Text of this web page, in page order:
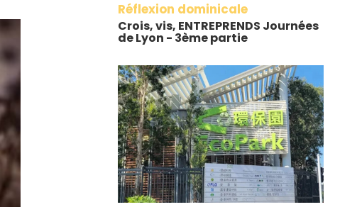
Réflexion dominicale
Crois, vis, ENTREPRENDS Journées
de Lyon - 3ème partie